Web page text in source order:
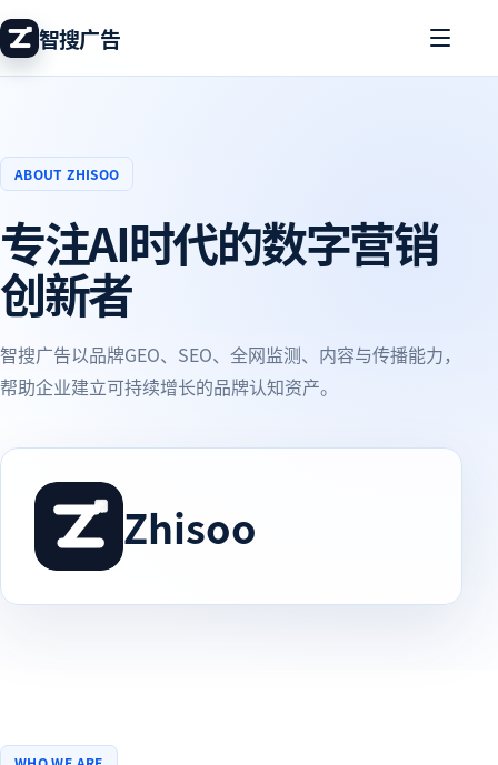
智搜广告
ABOUT ZHISOO
专注AI时代的数字营销
创新者
智搜广告以品牌GEO、SEO、全网监测、内容与传播能力，
帮助企业建立可持续增长的品牌认知资产。
Zhisoo